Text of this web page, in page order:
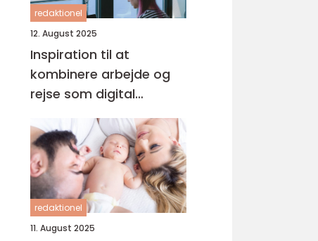
redaktionel
12. August 2025
Inspiration til at
kombinere arbejde og
rejse som digital
redaktionel
11. August 2025